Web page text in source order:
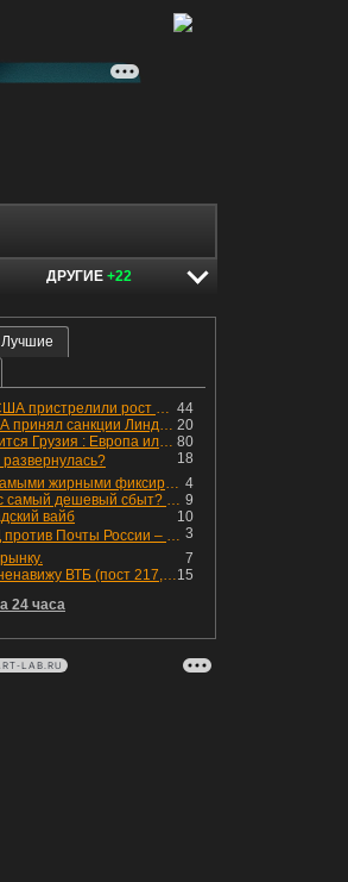
ДРУГИЕ +22
Лучшие
44
Санкции США пристрелили рост акций в России
20
Сенат США принял санкции Линдси Грэма против России
80
Где находится Грузия : Европа или Азия
18
4
💪 ОФЗ с самыми жирными фиксированными купонами
9
Кто сейчас самый дешевый сбыт? Сводный пост по сбытовым компаниям по отчетам РСБУ за Q2 26г.
10
вайб
3
🚂 📬 РЖД против Почты России – Какие облигации выбрать?
7
15
Почему я ненавижу ВТБ (пост 217, 12+)
24 часа
LAB.RU